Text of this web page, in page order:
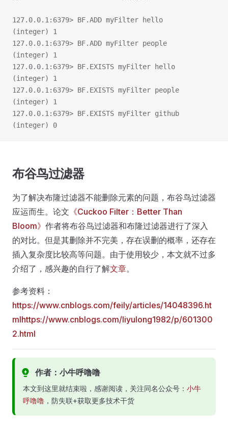
127.0.0.1:6379> BF.ADD myFilter hello
(integer) 1
127.0.0.1:6379> BF.ADD myFilter people
(integer) 1
127.0.0.1:6379> BF.EXISTS myFilter hello
(integer) 1
127.0.0.1:6379> BF.EXISTS myFilter people
(integer) 1
127.0.0.1:6379> BF.EXISTS myFilter github
(integer) 0
布谷鸟过滤器
为了解决布隆过滤器不能删除元素的问题，布谷鸟过滤器
应运而生。论文 《Cuckoo Filter：Better Than
Bloom》 作者将布谷鸟过滤器和布隆过滤器进行了深入
的对比。但是其删除并不完美，存在误删的概率，还存在
插入复杂度比较高等问题。由于使用较少，本文就不过多
介绍了，感兴趣的自行了解文章。
参考资料：
https://www.cnblogs.com/feily/articles/14048396.ht
mlhttps://www.cnblogs.com/liyulong1982/p/601300
2.html
作者：小牛呼噜噜
本文到这里就结束啦，感谢阅读，关注同名公众号： 小牛
呼噜噜 ，防失联+获取更多技术干货